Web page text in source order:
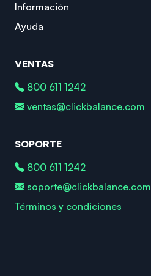
Información
Ayuda
VENTAS
800 611 1242
ventas@clickbalance.com
SOPORTE
800 611 1242
soporte@clickbalance.com
Términos y condiciones